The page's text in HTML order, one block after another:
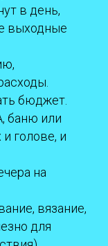
в день,
выходные
бюджет.
баню или
голове, и
на
вязание,
для